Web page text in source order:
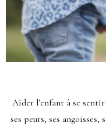
Aider l’enfant à se
ses peurs, ses